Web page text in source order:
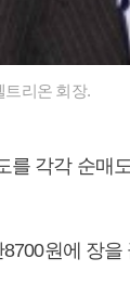
트리온 회장.
를 각각 순매
원에 장을